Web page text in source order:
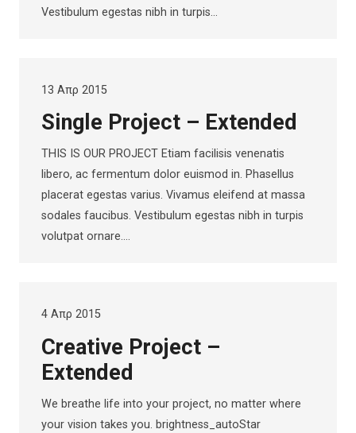
Vestibulum egestas nibh in turpis…
13 Απρ 2015
Single Project – Extended
THIS IS OUR PROJECT Etiam facilisis venenatis
libero, ac fermentum dolor euismod in. Phasellus
placerat egestas varius. Vivamus eleifend at massa
sodales faucibus. Vestibulum egestas nibh in turpis
volutpat ornare.…
4 Απρ 2015
Creative Project –
Extended
We breathe life into your project, no matter where
your vision takes you. brightness_autoStar